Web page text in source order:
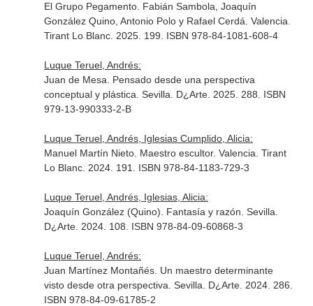
El Grupo Pegamento. Fabián Sambola, Joaquín
González Quino, Antonio Polo y Rafael Cerdá. Valencia.
Tirant Lo Blanc. 2025. 199. ISBN 978-84-1081-608-4
Luque Teruel, Andrés:
Juan de Mesa. Pensado desde una perspectiva
conceptual y plástica. Sevilla. D¿Arte. 2025. 288. ISBN
979-13-990333-2-B
Luque Teruel, Andrés, Iglesias Cumplido, Alicia:
Manuel Martín Nieto. Maestro escultor. Valencia. Tirant
Lo Blanc. 2024. 191. ISBN 978-84-1183-729-3
Luque Teruel, Andrés, Iglesias, Alicia:
Joaquín González (Quino). Fantasía y razón. Sevilla.
D¿Arte. 2024. 108. ISBN 978-84-09-60868-3
Luque Teruel, Andrés:
Juan Martínez Montañés. Un maestro determinante
visto desde otra perspectiva. Sevilla. D¿Arte. 2024. 286.
ISBN 978-84-09-61785-2